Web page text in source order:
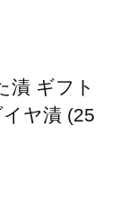
漬 ギフト
ヤ漬 (25